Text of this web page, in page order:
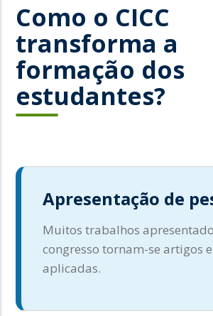
Como o CICC
transforma a
formação dos
estudantes?
Apresentação de
Muitos trabalhos
congresso tornam-se artigos
aplicadas.